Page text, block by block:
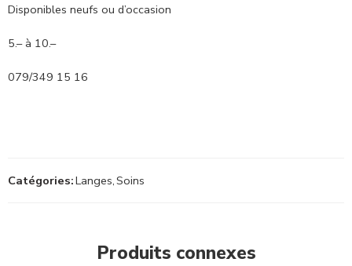
Disponibles neufs ou d’occasion
5.– à 10.–
079/349 15 16
Catégories:Langes,Soins
Produits connexes